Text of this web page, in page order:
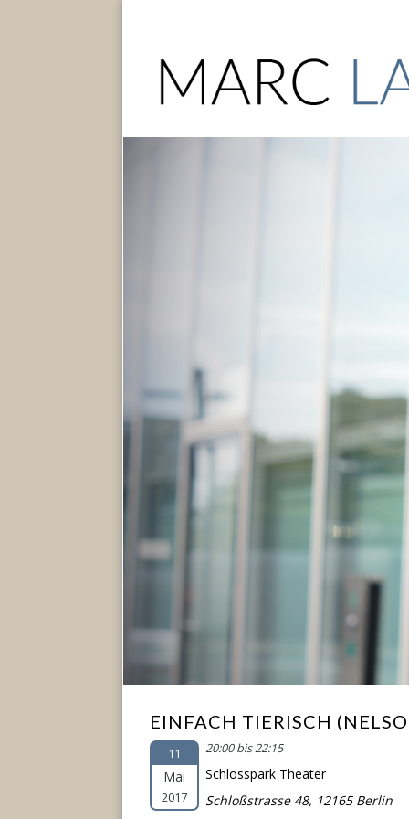
EINFACH TIERISCH
11
Mai
2017
20:00 bis 22:15
Schlosspark Theater
Schloßstrasse 48, 12165 Berlin